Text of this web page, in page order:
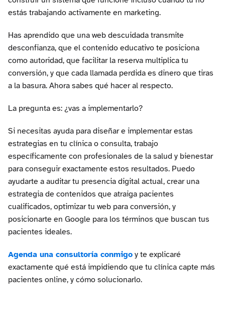
estás trabajando activamente en marketing.
Has aprendido que una web descuidada transmite
desconfianza, que el contenido educativo te posiciona
como autoridad, que facilitar la reserva multiplica tu
conversión, y que cada llamada perdida es dinero que tiras
a la basura. Ahora sabes qué hacer al respecto.
La pregunta es: ¿vas a implementarlo?
Si necesitas ayuda para diseñar e implementar estas
estrategias en tu clínica o consulta, trabajo
específicamente con profesionales de la salud y bienestar
para conseguir exactamente estos resultados. Puedo
ayudarte a auditar tu presencia digital actual, crear una
estrategia de contenidos que atraiga pacientes
cualificados, optimizar tu web para conversión, y
posicionarte en Google para los términos que buscan tus
pacientes ideales.
Agenda una consultoría conmigo y te explicaré
exactamente qué está impidiendo que tu clínica capte más
pacientes online, y cómo solucionarlo.